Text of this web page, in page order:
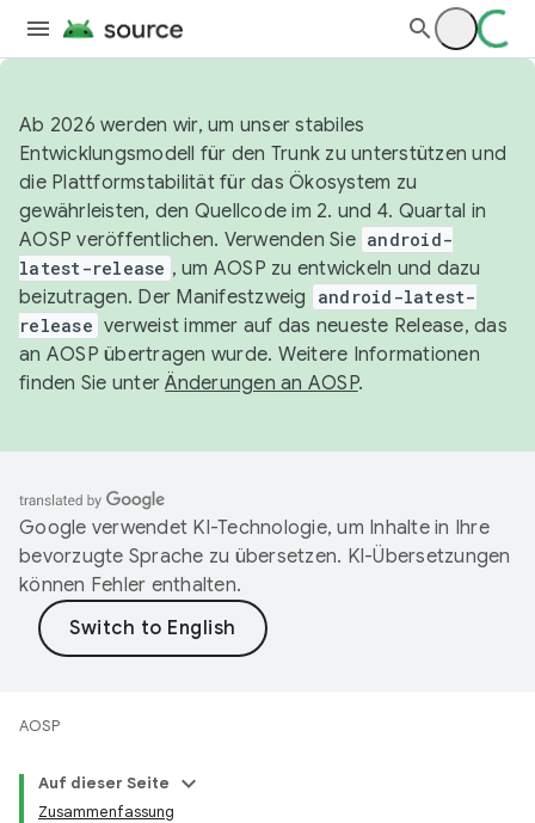
Ab 2026 werden wir, um unser stabiles
Entwicklungsmodell für den Trunk zu unterstützen und
die Plattformstabilität für das Ökosystem zu
gewährleisten, den Quellcode im 2. und 4. Quartal in
AOSP veröffentlichen. Verwenden Sie android-
latest-release , um AOSP zu entwickeln und dazu
beizutragen. Der Manifestzweig
android-latest-
release verweist immer auf das neueste Release, das
an AOSP übertragen wurde. Weitere Informationen
finden Sie unterÄnderungen an AOSP.
Google verwendet KI-Technologie, um Inhalte in Ihre
bevorzugte Sprache zu übersetzen. KI-Übersetzungen
können Fehler enthalten.
AOSP
Auf dieser Seite
Zusammenfassung